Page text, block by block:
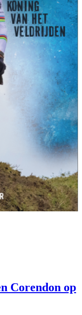
Corendon op